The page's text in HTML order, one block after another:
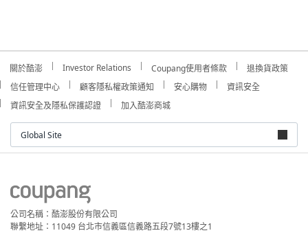
關於酷澎 Investor Relations Coupang使用者條款
退換貨政策
信任管理中心
顧客隱私權政策通知 安心購物
資訊安全
資訊安全及隱私保護認證
加入酷澎商城
Global Site
公司名稱：酷澎股份有限公司
聯繫地址：11049 台北市信義區信義路五段7號13樓之1